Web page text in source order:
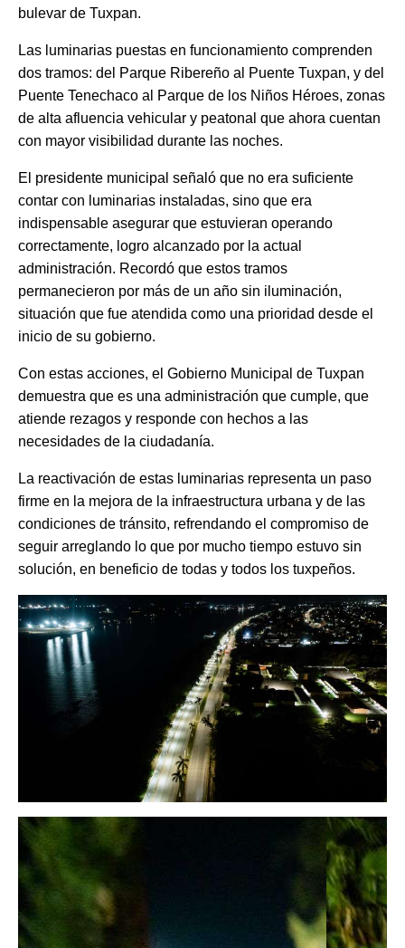
bulevar de Tuxpan.
Las luminarias puestas en funcionamiento comprenden
dos tramos: del Parque Ribereño al Puente Tuxpan, y del
Puente Tenechaco al Parque de los Niños Héroes, zonas
de alta afluencia vehicular y peatonal que ahora cuentan
con mayor visibilidad durante las noches.
El presidente municipal señaló que no era suficiente
contar con luminarias instaladas, sino que era
indispensable asegurar que estuvieran operando
correctamente, logro alcanzado por la actual
administración. Recordó que estos tramos
permanecieron por más de un año sin iluminación,
situación que fue atendida como una prioridad desde el
inicio de su gobierno.
Con estas acciones, el Gobierno Municipal de Tuxpan
demuestra que es una administración que cumple, que
atiende rezagos y responde con hechos a las
necesidades de la ciudadanía.
La reactivación de estas luminarias representa un paso
firme en la mejora de la infraestructura urbana y de las
condiciones de tránsito, refrendando el compromiso de
seguir arreglando lo que por mucho tiempo estuvo sin
solución, en beneficio de todas y todos los tuxpeños.